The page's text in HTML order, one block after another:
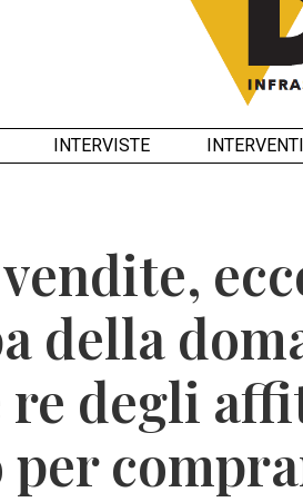
INTERVISTE INTERVENTI
della
re degli